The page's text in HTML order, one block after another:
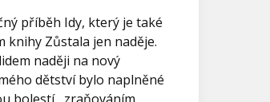
příběh Idy, který je také
knihy Zůstala jen naděje.
naději na nový
dětství bylo naplněné